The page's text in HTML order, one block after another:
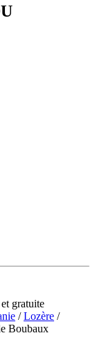
gratuite
/Lozère /
Boubaux